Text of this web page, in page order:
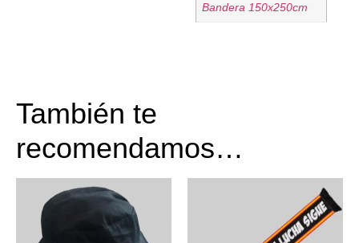
Bandera 150x250cm
También te
recomendamos…